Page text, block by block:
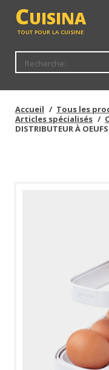
CUISINA
TOUT POUR LA CUISINE
Accueil Tous les
Articles spécialisés
DISTRIBUTEUR À